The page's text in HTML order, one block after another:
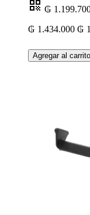
₲
₲ 1.434.000 ₲
Agregar al carrito